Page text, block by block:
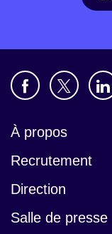
À propos
Recrutement
Direction
Salle de presse